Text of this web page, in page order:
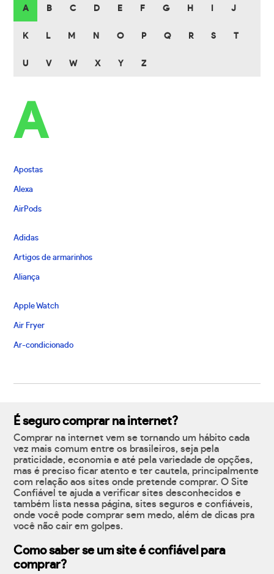
A B C D E F G H J
K L M N O P Q R S T
U V W X Y Z
A
Apostas
Alexa
AirPods
Adidas
Artigos de armarinhos
Aliança
Apple Watch
Air Fryer
Ar-condicionado
É seguro comprar na internet?
Comprar na internet vem se tornando um hábito cada
vez mais comum entre os brasileiros, seja pela
praticidade, economia e até pela variedade de opções,
mas é preciso ficar atento e ter cautela, principalmente
com relação aos sites onde pretende comprar. O Site
Confiável te ajuda a verificar sites desconhecidos e
também lista nessa página, sites seguros e confiáveis,
onde você pode comprar sem medo, além de dicas pra
você não cair em golpes.
Como saber se um site é confiável para
comprar?